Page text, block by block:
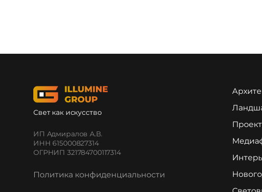
Свет как искусство
ИП Адмиралов А.В.
ИНН 615000827314
ОГРНИП 321784700117314
Политика конфиденциальности